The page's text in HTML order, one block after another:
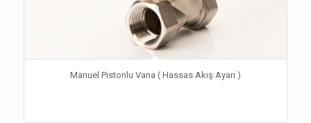
Manuel Pistonlu Vana ( Hassas Akış Ayarı )